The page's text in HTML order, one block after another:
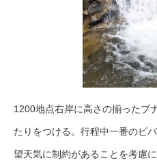
1200地点右岸に高さの揃ったブ
たりをつける。行程中一番のビ
望天気に制約があることを考慮